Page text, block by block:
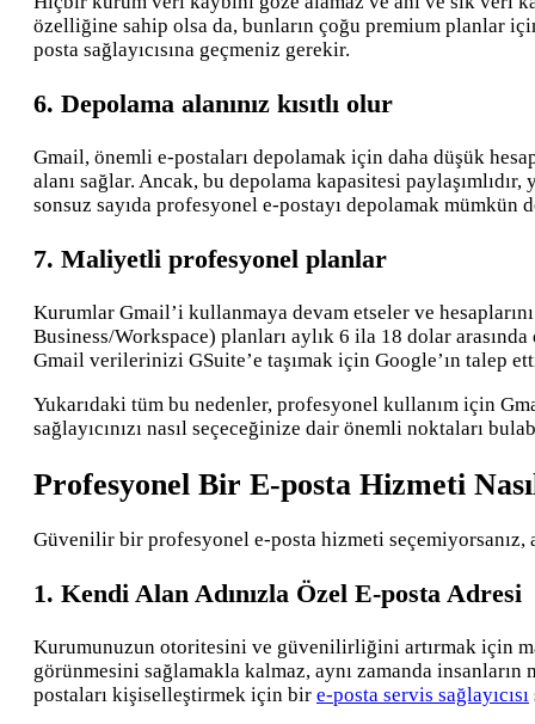
özelliğine sahip olsa da, bunların çoğu premium planlar
posta sağlayıcısına geçmeniz gerekir.
6. Depolama alanınız kısıtlı olur
Gmail, önemli e-postaları depolamak için daha düşük
alanı sağlar. Ancak, bu depolama kapasitesi
sonsuz sayıda profesyonel e-postayı depolamak mümkün
7. Maliyetli profesyonel planlar
Kurumlar Gmail’i kullanmaya devam etseler ve
Business/Workspace) planları aylık 6 ila 18 dolar
Gmail verilerinizi GSuite’e taşımak için Google’ın talep
Yukarıdaki tüm bu nedenler, profesyonel kullanım için
sağlayıcınızı nasıl seçeceğinize dair önemli noktaları
Profesyonel Bir E-posta Hizmeti
Güvenilir bir profesyonel e-posta hizmeti
1. Kendi Alan Adınızla Özel E-posta Adresi
Kurumunuzun otoritesini ve güvenilirliğini artırmak için
görünmesini sağlamakla kalmaz, aynı zamanda insanların
postaları kişiselleştirmek için bir e-posta servis sağlayıcısı